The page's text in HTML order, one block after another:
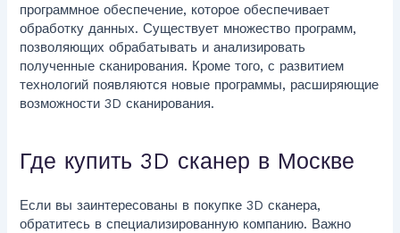
программное обеспечение, которое обеспечивает
обработку данных. Существует множество программ,
позволяющих обрабатывать и анализировать
полученные сканирования. Кроме того, с развитием
технологий появляются новые программы, расширяющие
возможности 3D сканирования.
Где купить 3D сканер в Москве
Если вы заинтересованы в покупке 3D сканера,
обратитесь в специализированную компанию. Важно